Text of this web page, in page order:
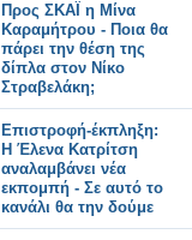
Προς ΣΚΑΪ η Μίνα
Καραμήτρου - Ποια θα
πάρει την θέση της
δίπλα στον Νίκο
Στραβελάκη;
Επιστροφή-έκπληξη:
Η Έλενα Κατρίτση
αναλαμβάνει νέα
εκπομπή - Σε αυτό το
κανάλι θα την δούμε